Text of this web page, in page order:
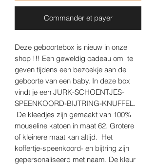
Commander et payer
Deze geboortebox is nieuw in onze
shop !!! Een geweldig cadeau om te
geven tijdens een bezoekje aan de
geboorte van een baby. In deze box
vindt je een JURK-SCHOENTJES-
SPEENKOORD-BIJTRING-KNUFFEL.
De kleedjes zijn gemaakt van 100%
mouseline katoen in maat 62. Grotere
of kleinere maat kan altijd. Het
koffertje-speenkoord- en bijtring zijn
gepersonaliseerd met naam. De kleur